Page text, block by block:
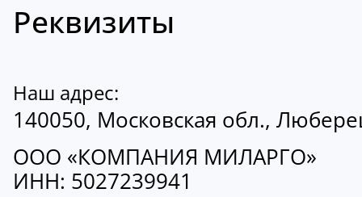
Реквизиты
Наш адрес:
140050, Московская обл.,
ООО «КОМПАНИЯ МИЛАРГО»
ИНН: 5027239941